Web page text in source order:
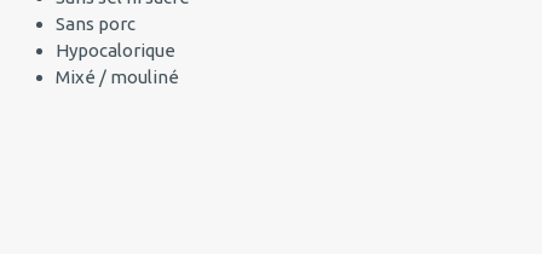
Sans porc
Hypocalorique
Mixé / mouliné